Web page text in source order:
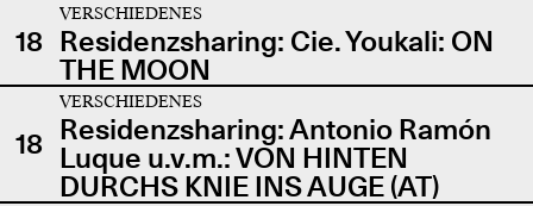
18
VERSCHIEDENES
Residenzsharing: Cie. Youkali: ON
THE MOON
18
VERSCHIEDENES
Residenzsharing: Antonio Ramón
Luque u.v.m.: VON HINTEN
DURCHS KNIE INS AUGE (AT)